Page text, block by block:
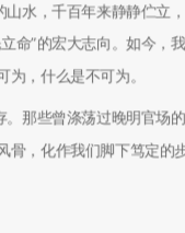
山水，千百年来静静伫立
命”的宏大志向。如今
，什么是不可为。
。那些曾涤荡过晚明官场
骨，化作我们脚下笃定的